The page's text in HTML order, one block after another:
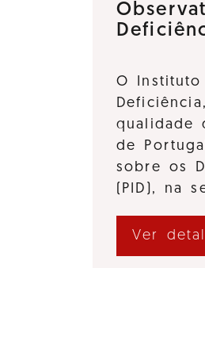
O Instituto
qualidade
de
sobre os
(PID), na
Ver